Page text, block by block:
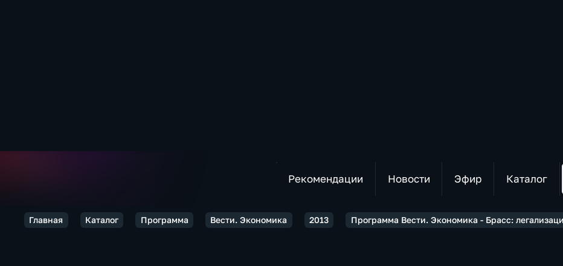
Рекомендации Новости Эфир Каталог
Главная Каталог Программа Вести. Экономика 2013 Программа Вести. Экономика - Брасс: